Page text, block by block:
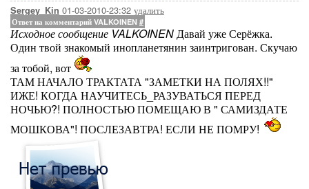
Sergey_Kin 01-03-2010-23:32 удалить
Ответ на комментарий VALKOINEN #
Исходное сообщение VALKOINENДавай уже Серёжка.
Один твой знакомый инопланетянин заинтригован. Скучаю
за тобой, вот
ТАМ НАЧАЛО ТРАКТАТА "ЗАМЕТКИ НА ПОЛЯХ!!"
ИЖЕ! КОГДА НАУЧИТЕСЬ_РАЗУВАТЬСЯ ПЕРЕД
НОЧЬЮ?! ПОЛНОСТЬЮ ПОМЕЩАЮ В " САМИЗДАТЕ
МОШКОВА"! ПОСЛЕЗАВТРА! ЕСЛИ НЕ ПОМРУ!